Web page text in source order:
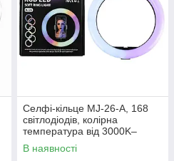
Селфі-кільце MJ-26-A, 168
світлодіодів, колірна
температура від 3000K–
6000K ,16 кольорів, АБС+ПК,
чорне
В наявності